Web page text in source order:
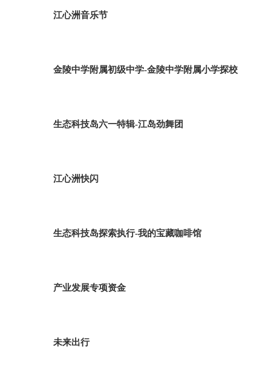
江心洲音乐节
金陵中学附属初级中学-金陵中学附属小学探校
生态科技岛六一特辑-江岛劲舞团
江心洲快闪
生态科技岛探索执行-我的宝藏咖啡馆
产业发展专项资金
未来出行